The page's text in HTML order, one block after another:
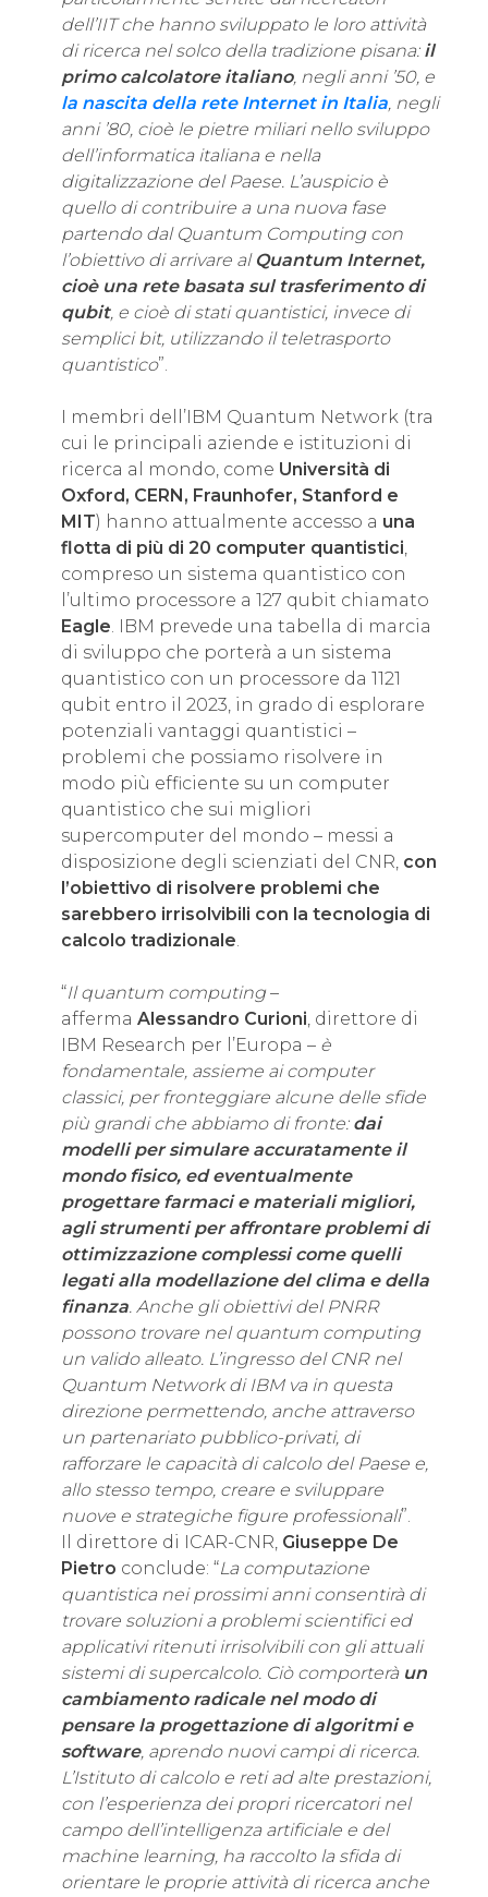
dell’IIT che hanno sviluppato le loro attività
di ricerca nel solco della tradizione pisana: il
primo calcolatore italiano, negli anni ’50, e
la nascita della rete Internet in Italia, negli
anni ’80, cioè le pietre miliari nello sviluppo
dell’informatica italiana e nella
digitalizzazione del Paese. L’auspicio è
quello di contribuire a una nuova fase
partendo dal Quantum Computing con
l’obiettivo di arrivare al Quantum Internet,
cioè una rete basata sul trasferimento di
qubit, e cioè di stati quantistici, invece di
semplici bit, utilizzando il teletrasporto
quantistico”.
I membri dell’IBM Quantum Network (tra
cui le principali aziende e istituzioni di
ricerca al mondo, come Università di
Oxford, CERN, Fraunhofer, Stanford e
MIT) hanno attualmente accesso a una
flotta di più di 20 computer quantistici,
compreso un sistema quantistico con
l’ultimo processore a 127 qubit chiamato
Eagle. IBM prevede una tabella di marcia
di sviluppo che porterà a un sistema
quantistico con un processore da 1121
qubit entro il 2023, in grado di esplorare
potenziali vantaggi quantistici –
problemi che possiamo risolvere in
modo più efficiente su un computer
quantistico che sui migliori
supercomputer del mondo – messi a
disposizione degli scienziati del CNR, con
l’obiettivo di risolvere problemi che
sarebbero irrisolvibili con la tecnologia di
calcolo tradizionale.
“Il quantum computing –
afferma Alessandro Curioni, direttore di
IBM Research per l’Europa – è
fondamentale, assieme ai computer
classici, per fronteggiare alcune delle sfide
più grandi che abbiamo di fronte: dai
modelli per simulare accuratamente il
mondo fisico, ed eventualmente
progettare farmaci e materiali migliori,
agli strumenti per affrontare problemi di
ottimizzazione complessi come quelli
legati alla modellazione del clima e della
finanza. Anche gli obiettivi del PNRR
possono trovare nel quantum computing
un valido alleato. L’ingresso del CNR nel
Quantum Network di IBM va in questa
direzione permettendo, anche attraverso
un partenariato pubblico-privati, di
rafforzare le capacità di calcolo del Paese e,
allo stesso tempo, creare e sviluppare
nuove e strategiche figure professionali”.
Il direttore di ICAR-CNR, Giuseppe De
Pietro conclude: “La computazione
quantistica nei prossimi anni consentirà di
trovare soluzioni a problemi scientifici ed
applicativi ritenuti irrisolvibili con gli attuali
sistemi di supercalcolo. Ciò comporterà un
cambiamento radicale nel modo di
pensare la progettazione di algoritmi e
software, aprendo nuovi campi di ricerca.
L’Istituto di calcolo e reti ad alte prestazioni,
con l’esperienza dei propri ricercatori nel
campo dell’intelligenza artificiale e del
machine learning, ha raccolto la sfida di
orientare le proprie attività di ricerca anche